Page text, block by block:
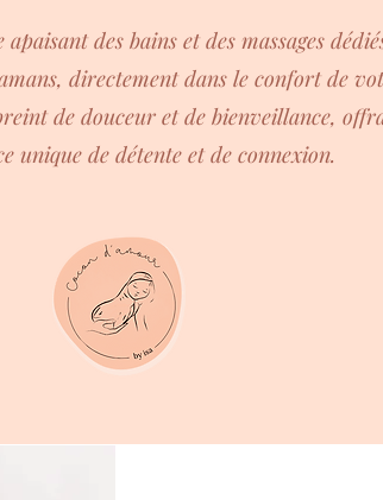
des bains et des massages
directement dans le confort de
de douceur et de bienveillance,
unique de détente et de connexion.